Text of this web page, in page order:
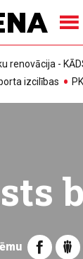
renovācija -
izcilības